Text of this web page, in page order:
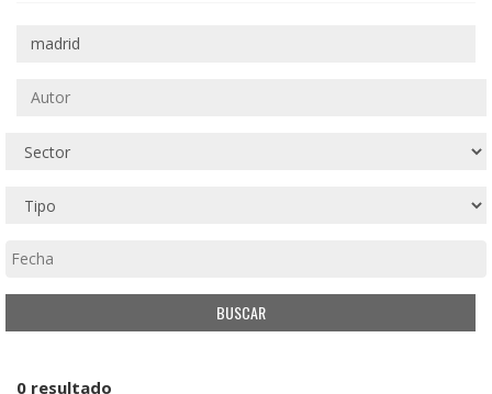
0 resultado